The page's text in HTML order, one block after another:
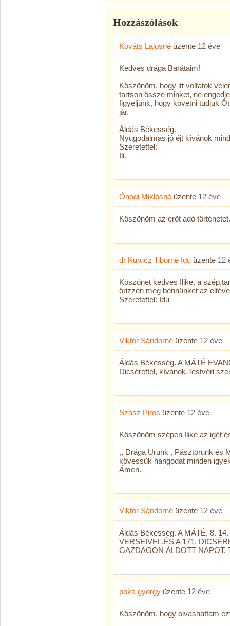
Hozzászólások
Kováts Lajosné üzente 12 éve
Kedves drága Barátaim!
Köszönöm, hogy itt voltatok
tartson össze minket, ne
figyeljünk, hogy követni tudjuk
jár.
Áldás Békesség.
Nyugodalmas jó éjt kívánok
Szeretettel:
Ili.
Ónodi Miklósné üzente 12 éve
Köszönöm az erőt adó
dr Kurucz Tiborné Idu üzente 12
Köszönet kedves Ilike, a
őrizzen meg bennünket az
Szeretettel: Idu
Viktor Sándorné üzente 12 éve
Áldás Békesség. A MÁTÉ
Dicsérettel, kívánok.Testvéri
Szász Piros üzente 12 éve
Köszönöm szépen Ilike az igét
,, Drága Urunk , Pásztorunk és
kövessük hangodat minden
Ámen.
Viktor Sándorné üzente 12 éve
Áldás Békesség. A MÁTÉ, 8.
VERSEIVEL,ÉS A 171.
GAZDAGON ÁLDOTT NAPOT.
poka gyorgy üzente 12 éve
Köszönöm, hogy olvashattam